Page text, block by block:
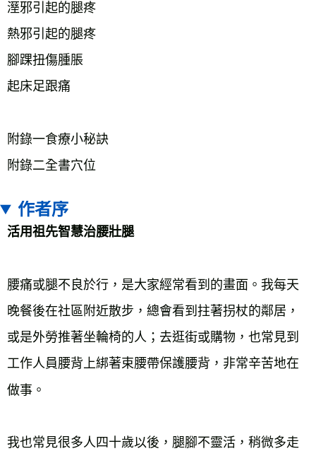
溼邪引起的腿疼
熱邪引起的腿疼
腳踝扭傷腫脹
起床足跟痛
附錄一食療小秘訣
附錄二全書穴位
作者序
活用祖先智慧治腰壯腿
腰痛或腿不良於行，是大家經常看到的畫面。我每天
晚餐後在社區附近散步，總會看到拄著拐杖的鄰居，
或是外勞推著坐輪椅的人；去逛街或購物，也常見到
工作人員腰背上綁著束腰帶保護腰背，非常辛苦地在
做事。
我也常見很多人四十歲以後，腿腳不靈活，稍微多走